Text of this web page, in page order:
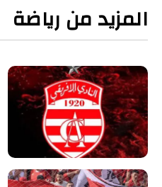
المزيد من رياضة